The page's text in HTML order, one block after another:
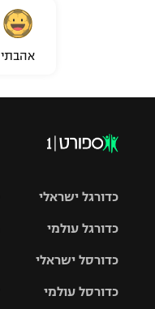
אהבתי
כדורגל ישראלי
כדורגל עולמי
האלופות
כדורסל ישראלי
כדורסל עולמי